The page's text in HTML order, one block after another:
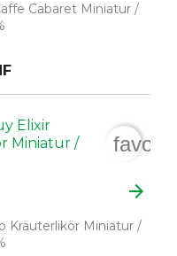
Cabaret Miniatur /
arrow_forward
Kräuterlikör Miniatur /